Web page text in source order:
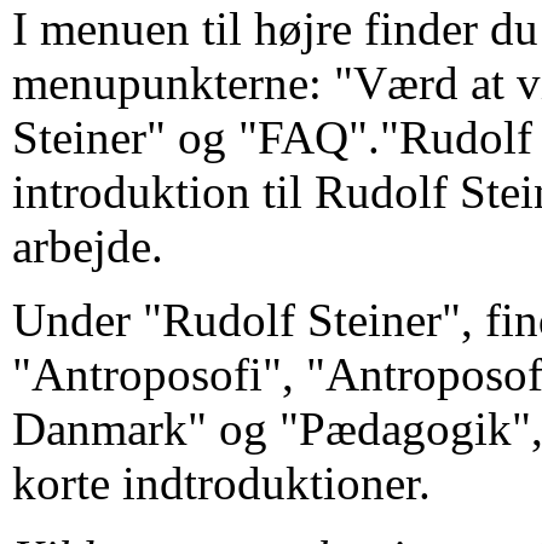
I menuen til højre finder
menupunkterne: "Værd at
Steiner" og
introduktion til Rudolf
arbejde.
Under "Rudolf Steiner",
"Antroposofi",
Danmark" og
korte indtroduktioner.